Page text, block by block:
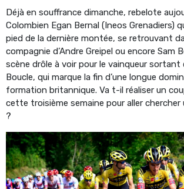
Déjà en souffrance dimanche, rebelote
Colombien Egan Bernal (Ineos Grenadiers)
pied de la dernière montée, se retrouvant
compagnie d’Andre Greipel ou encore Sam
scène drôle à voir pour le vainqueur sortant
Boucle, qui marque la fin d’une longue
formation britannique. Va t-il réaliser un
cette troisième semaine pour aller chercher
?